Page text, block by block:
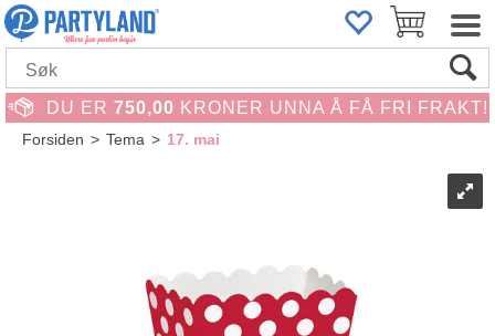
DU ER 750,00 KRONER UNNA Å FÅ FRI FRAKT!
Forsiden>Tema>17. mai